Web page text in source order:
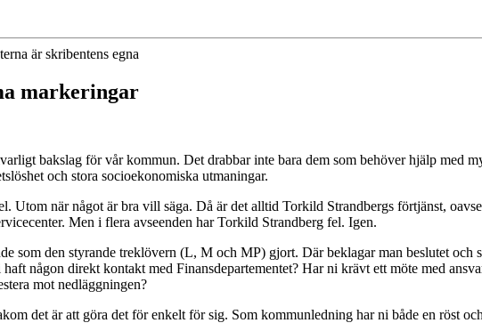
är skribentens egna
markeringar
bakslag för vår kommun. Det drabbar inte bara dem som behöver hjälp med
och stora socioekonomiska utmaningar.
Utom när något är bra vill säga. Då är det alltid Torkild Strandbergs förtjänst,
Men i flera avseenden har Torkild Strandberg fel. Igen.
som den styrande treklövern (L, M och MP) gjort. Där beklagar man beslutet
någon direkt kontakt med Finansdepartementet? Har ni krävt ett möte med
mot nedläggningen?
det är att göra det för enkelt för sig. Som kommunledning har ni både en röst